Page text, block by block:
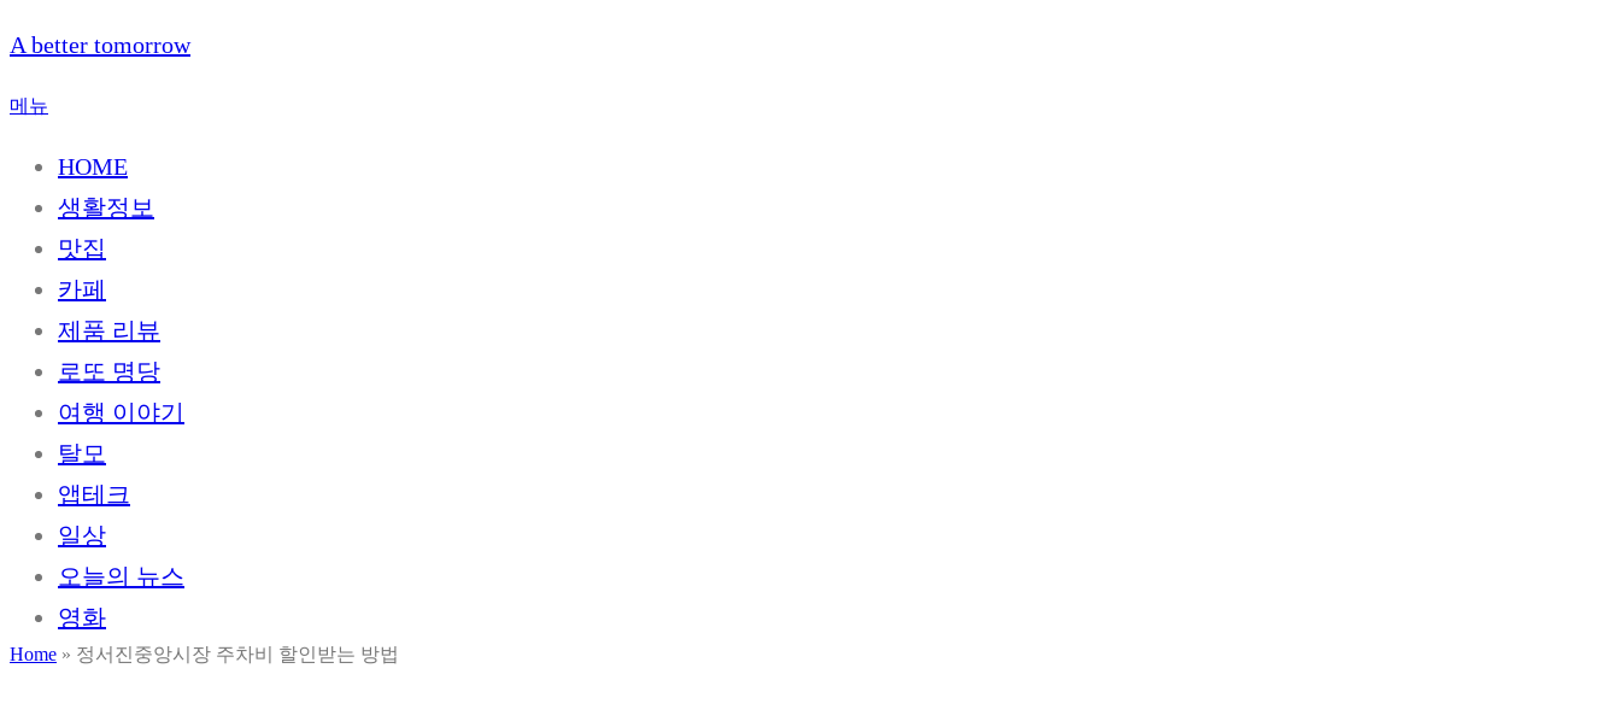
내
으
A better tomorrow
메뉴
HOME
생활정보
맛집
카페
제품 리뷰
로또 명당
여행 이야기
탈모
앱테크
일상
오늘의 뉴스
영화
Home » 정서진중앙시장 주차비 할인받는 방법